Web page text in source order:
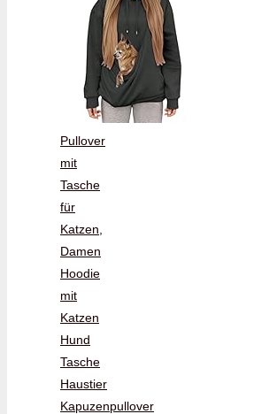
Pullover
mit
Tasche
für
Katzen,
Damen
Hoodie
mit
Katzen
Hund
Tasche
Haustier
Kapuzenpullover